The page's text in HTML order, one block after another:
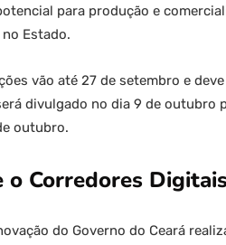
para produção e
Estado.
vão até 27 de setembro e
divulgado no dia 9 de outubro
outubro.
o Corredores
do Governo do Ceará